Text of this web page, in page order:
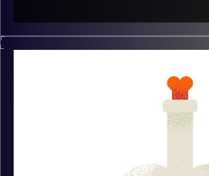
הפומו.
משהו יותר טוב שם בחוץ?